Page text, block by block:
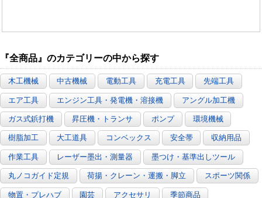
『全商品』のカテゴリーの中から探す
木工機械 中古機械 電動工具 充電工具 先端工具
エア工具 エンジン工具・発電機・溶接機 アングル加工機
ガス式鋲打機 昇圧機・トランサ ポンプ 環境機械
樹脂加工 大工道具 コンベックス 安全帯 収納用品
作業工具 レーザー墨出・測量器 墨つけ・基準出しツール
丸ノコガイド定規 荷揚・クレーン・運搬・脚立 スポーツ関係
物置・プレハブ 園芸 アクセサリ 季節商品